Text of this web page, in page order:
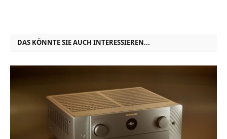
DAS KÖNNTE SIE AUCH INTERESSIEREN...